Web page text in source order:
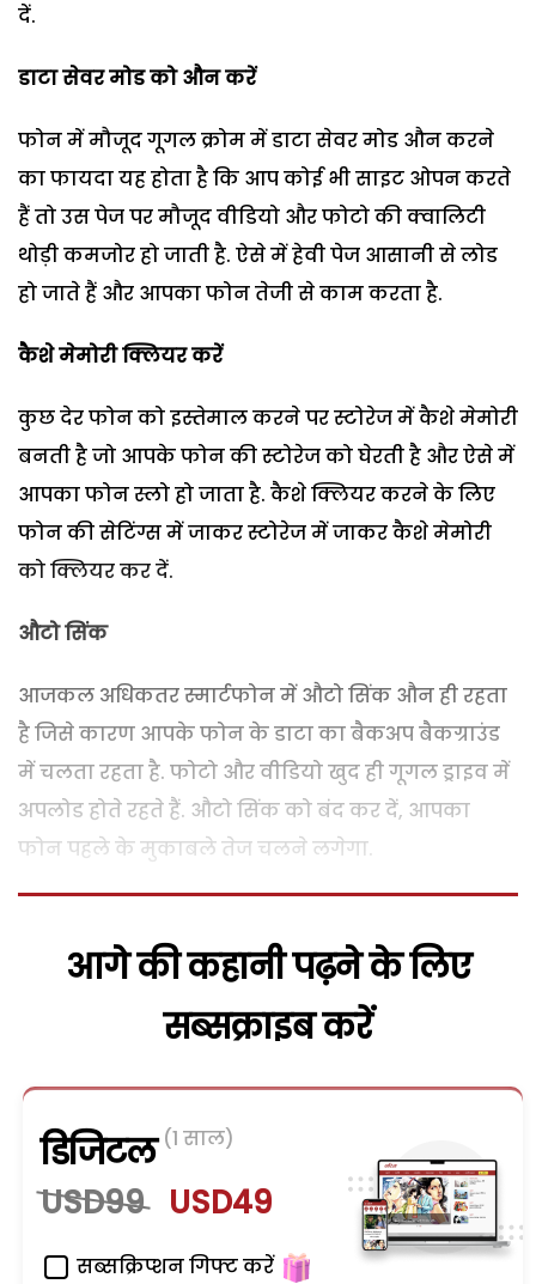
दें.
डाटा सेवर मोड को औन करें
फोन में मौजूद गूगल क्रोम में डाटा सेवर मोड औन करने
का फायदा यह होता है कि आप कोई भी साइट ओपन करते
हैं तो उस पेज पर मौजूद वीडियो और फोटो की क्वालिटी
थोड़ी कमजोर हो जाती है. ऐसे में हेवी पेज आसानी से लोड
हो जाते हैं और आपका फोन तेजी से काम करता है.
कैशे मेमोरी क्लियर करें
कुछ देर फोन को इस्तेमाल करने पर स्टोरेज में कैशे मेमोरी
बनती है जो आपके फोन की स्टोरेज को घेरती है और ऐसे में
आपका फोन स्लो हो जाता है. कैशे क्लियर करने के लिए
फोन की सेटिंग्स में जाकर स्टोरेज में जाकर कैशे मेमोरी
को क्लियर कर दें.
औटो सिंक
आजकल अधिकतर स्मार्टफोन में औटो सिंक औन ही रहता
है जिसे कारण आपके फोन के डाटा का बैकअप बैकग्राउंड
में चलता रहता है. फोटो और वीडियो खुद ही गूगल ड्राइव में
अपलोड होते रहते हैं. औटो सिंक को बंद कर दें, आपका
फोन पहले के मुकाबले तेज चलने लगेगा.
आगे की कहानी पढ़ने के लिए
सब्सक्राइब करें
डिजिटल (1 साल)
USD99 USD49
सब्सक्रिप्शन गिफ्ट करें